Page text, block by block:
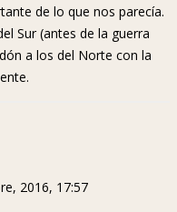
de lo que nos parecía.
Sur (antes de la guerra
a los del Norte con la
2016, 17:57